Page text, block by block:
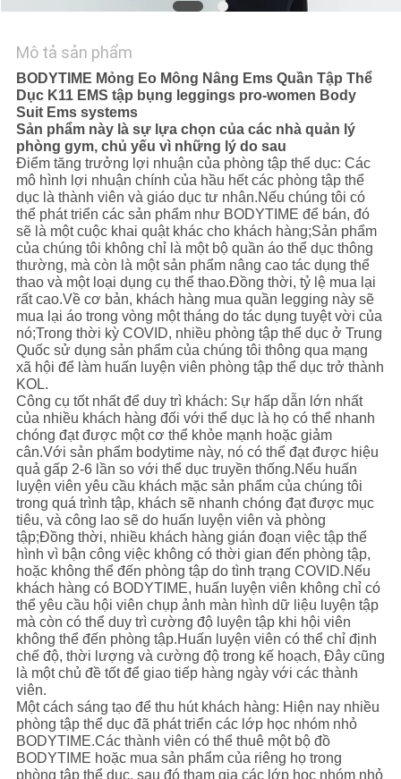
YÊU
CẦU
BÁO
GIÁ
SƠ
ĐỒ
TRANG
WEB
PRIVACY
POLICY
Mô tả sản phẩm
BODYTIME Mỏng Eo Mông Nâng Ems Quần Tập Thể
Dục K11 EMS tập bụng leggings pro-women Body
Suit Ems systems
Sản phẩm này là sự lựa chọn của các nhà quản lý
phòng gym, chủ yếu vì những lý do sau
Điểm tăng trưởng lợi nhuận của phòng tập thể dục: Các
mô hình lợi nhuận chính của hầu hết các phòng tập thể
dục là thành viên và giáo dục tư nhân.Nếu chúng tôi có
thể phát triển các sản phẩm như BODYTIME để bán, đó
sẽ là một cuộc khai quật khác cho khách hàng;Sản phẩm
của chúng tôi không chỉ là một bộ quần áo thể dục thông
thường, mà còn là một sản phẩm nâng cao tác dụng thể
thao và một loại dụng cụ thể thao.Đồng thời, tỷ lệ mua lại
rất cao.Về cơ bản, khách hàng mua quần legging này sẽ
mua lại áo trong vòng một tháng do tác dụng tuyệt vời của
nó;Trong thời kỳ COVID, nhiều phòng tập thể dục ở Trung
Quốc sử dụng sản phẩm của chúng tôi thông qua mạng
xã hội để làm huấn luyện viên phòng tập thể dục trở thành
KOL.
Công cụ tốt nhất để duy trì khách: Sự hấp dẫn lớn nhất
của nhiều khách hàng đối với thể dục là họ có thể nhanh
chóng đạt được một cơ thể khỏe mạnh hoặc giảm
cân.Với sản phẩm bodytime này, nó có thể đạt được hiệu
quả gấp 2-6 lần so với thể dục truyền thống.Nếu huấn
luyện viên yêu cầu khách mặc sản phẩm của chúng tôi
trong quá trình tập, khách sẽ nhanh chóng đạt được mục
tiêu, và công lao sẽ do huấn luyện viên và phòng
tập;Đồng thời, nhiều khách hàng gián đoạn việc tập thể
hình vì bận công việc không có thời gian đến phòng tập,
hoặc không thể đến phòng tập do tình trạng COVID.Nếu
khách hàng có BODYTIME, huấn luyện viên không chỉ có
thể yêu cầu hội viên chụp ảnh màn hình dữ liệu luyện tập
mà còn có thể duy trì cường độ luyện tập khi hội viên
không thể đến phòng tập.Huấn luyện viên có thể chỉ định
chế độ, thời lượng và cường độ trong kế hoạch, Đây cũng
là một chủ đề tốt để giao tiếp hàng ngày với các thành
viên.
Một cách sáng tạo để thu hút khách hàng: Hiện nay nhiều
phòng tập thể dục đã phát triển các lớp học nhóm nhỏ
BODYTIME.Các thành viên có thể thuê một bộ đồ
BODYTIME hoặc mua sản phẩm của riêng họ trong
phòng tập thể dục, sau đó tham gia các lớp học nhóm nhỏ